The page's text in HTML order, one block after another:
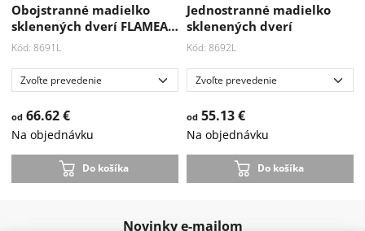
Obojstranné madielko
sklenených dverí FLAMEA…
Kód: 8691L
od66.62 €
Na objednávku
Do košíka
Jednostranné madielko
sklenených dverí
Kód: 8692L
od 55.13 €
Na objednávku
Do košíka
Novinky e-mailom